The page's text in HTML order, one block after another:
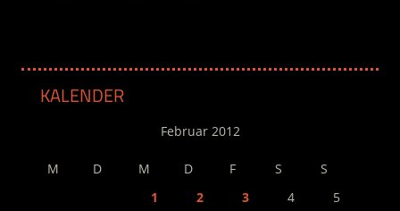
KALENDER
Februar 2012
M D M D F S
S
1
2 3 4
5